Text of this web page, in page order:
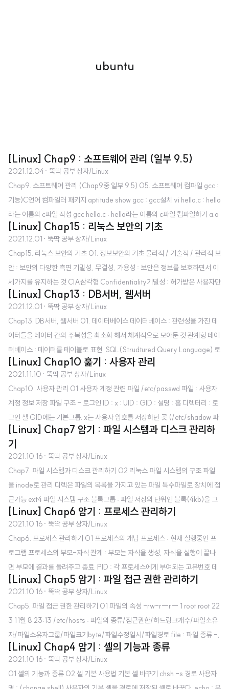
ubuntu
[Linux] Chap9 : 소프트웨어 관리 (일부 9.5)
2021.12.04· 뚝딱 공부 상자/Linux
Chap9. 소프트웨어 관리 (Chap9중 일부 9.5) 05. 소프트웨어 컴파일 gcc :
기능)C언어 컴파일러 패키지 aptitude show gcc : gcc설치 vi hello.c : hello
라는 이름의 c파일 작성 gcc hello.c : hello라는 이름의 c파일 컴파일하기 a.o
ut : 컴파일 후 자동으로 만들어지는 실행파일명 ./a.out : 해당 실행파일 실행
하기 **파일 실행 시에는 현재 경로까지 같이 써주어야 함 gcc -o hello hello.
c : 컴파일 시 옵션 사용해 실행파일명을 지정할 수 있음 make : 기능) makefil
e의 내용을 실행함. 이를 활용해 makefile파일에 설정된 정보에 따라 여러 소
스 파일을 컴파일해 링크해서 하나의 실행파일로 만들도록 할 수 있..
[Linux] Chap15 : 리눅스 보안의 기초
2021.12.01 · 뚝딱 공부 상자/Linux
Chap15. 리눅스 보안의 기초 01. 정보보안의 기초 물리적 / 기술적 / 관리적 보
안 : 보안의 다양한 측면 기밀성, 무결성, 가용성 : 보안은 정보를 보호하면서 이
세가지를 유지하는 것 CIA삼각형 Confidentiality기밀성 : 허가받은 사용자만
이 접근 가능 Intigrity무결성 : 정보가 변조되지 않았음을 보장하는 것 Availab
ility가용성 : 필요할 때에 허가된 사용자가 정보에 접근할 수 있는 것 보안 기본
조치 불필요한 서비스 통제 : 꼭 필요하지 않은 서비스 포트는 차단. 불필요한 서
비스를 제거하거나 방화벽에서 패킷을 필터링하는 방법을 함께 활용하는 것이
바람직 소프트웨어 패치 실시 : 패치가 나오면 즉시 설치하기 주기적 점검 백업 :
주기적으로 하여 문제 발생 시 빠른 복구..
[Linux] Chap13 : DB서버, 웹서버
2021.12.01 · 뚝딱 공부 상자/Linux
Chap13. DB서버, 웹서버 01. 데이터베이스 데이터베이스 : 관련성을 가진 데
이터들을 데이터 간의 주복성을 최소화 해서 체계적으로 모아둔 것 관계형 데이
터베이스 : 데이터를 테이블로 표현. SQL(Strudtured Query Language) 로
조작. 데이터 베이스 에는 하나 이상의 테이블들이 있음 필드 = 컬럼column =
열 레코드 = row = 행 = 튜플(터플, tuple) 키 : 각 레코드를 구분할 수 있는 필
드값. 중복불가. 기본키PK 등이 있음 varchar(10) / char(10) / int / float /
date / date / time : 테이블 필드의 자료형들 varchar(n) : 최대 n개의 크기
를 가질 수 있는 가변variable 문자열. char와 달리 현재 ..
[Linux] Chap10 훑기 : 사용자 관리
2021.11.10 · 뚝딱 공부 상자/Linux
Chap10. 사용자 관리 01 사용자 계정 관련 파일 /etc/passwd 파일 : 사용자
계정 정보 저장 파일 구조 - 로그인 ID : x : UID : GID : 설명 : 홈 디렉터리 : 로
그인 셸 GID에는 기본그룹. x는 사용자 암호를 저장하던 곳 (/etc/shadow 파
일에 암호 저장) UID가 같으면 리눅스는 같은 사용자로 판단 /etc/shadow 파
일 : 사용자 암호 정보 저장 파일 구조 - 로그인 ID : 암호 : 최종변경일 : MIN :
MAX : WARNING : INACTIVE : EXPIRE : Flag 한번 변경(설정) 후 MIN
날 수 이상, MAX날 수 이하로 사용해야함. WARNING 날 수 전부터 알림. IN
ACTIVE날 수 까지는 날짜가 지나도 사용 가능(봐줌). Fl..
[Linux] Chap7 암기 : 파일 시스템과 디스크 관리하
기
2021.10.16 · 뚝딱 공부 상자/Linux
Chap7. 파일 시스템과 디스크 관리하기 02 리눅스 파일 시스템의 구조 파일
을 inode로 관리 디렉은 파일의 목록을 가지고 있는 파일 특수파일로 장치에 접
근가능 ext4 파일 시스템 구조 블록그룹 : 파일 저장의 단위인 블록(4kb)을 그
룹으로 묶은 것 블록 그룹 0 : 중요정보 블록 그룹 a : 블록 그룹 0 중요정보 복
사 블록 그룹 b : 데이터 저장 - 데이터블록 비트맵,inode비트맵(블록과 inode
의 사용지도) / inode테이블,데이터블록(파일의 inode와 데이터) 더 자세한
구조 이름까지 외워야 할까....? inode 구조 파일의 정보 + 블록 주소들... -> 블
록주소마다 데이터를 담은 블록있음. 공간이 모자라면 블록에 또 블록주소들이
있음. 이렇게 단계에 따라서 직접블록/간접 ..
[Linux] Chap6 암기 : 프로세스 관리하기
2021.10.16 · 뚝딱 공부 상자/Linux
Chap6. 프로세스 관리하기 01 프로세스의 개념 프로세스 : 현재 실행중인 프
로그램 프로세스의 부모-자식 관계 : 부모는 자식을 생성, 자식을 실행이 끝나
면 부모에 결과를 돌려주고 종료. PID : 각 프로세스에게 부여되는 고유번호 데
몬 프로세스, 고아 프로세스, 좀비 프로세스 등.. 02 프로세스 관리 명령 ps -e
f 또는 ps aux : 프로세스 목록 +모든 프로세스(entire) +상세정보 ps -u us
er1 : +user1의 프로세스 목록 ps -p 2283 : +PID가 2283인 프로세스 목록
ps -ef | grep bash : 프로세스 목록 결과에서 bash라는 문자열 검색해 해당
하는 행들만 출력 pgrep -x -l 패턴 : 패턴에 해당하는 프로세스 검색해 그들의
PID 출력 +정..
[Linux] Chap5 암기 : 파일 접근 권한 관리하기
2021.10.16 · 뚝딱 공부 상자/Linux
Chap5. 파일 접근 권한 관리하기 01 파일의 속성 -rw-r--r-- 1 root root 22
3 11월 8 23:13 /etc/hosts : 파일의 종류/접근권한/하드링크개수/파일소유
자/파일소유자그룹/파일크기byte/파일수정일시/파일경로 file : 파일 종류 -,
d : 일반파일/디렉 groups : 해당 사용자 그룹 모두 보여줌 02~4 파일의 접근
권한 / 접근권한 변경 접근권한 rwx 읽기, 쓰기, 실행 권한 in 디렉 : ls가능/디렉
내 파일 생성 및 삭제 가능/cd로 들어갈 수 있음.파일을 복사 및 이동 가능 chm
[Linux] Chap4 암기 : 셸의 기능과 종류
2021.10.16 · 뚝딱 공부 상자/Linux
01 셸의 기능과 종류 02 셸 기본 사용법 기본 셸 바꾸기 chsh -s 경로 사용자